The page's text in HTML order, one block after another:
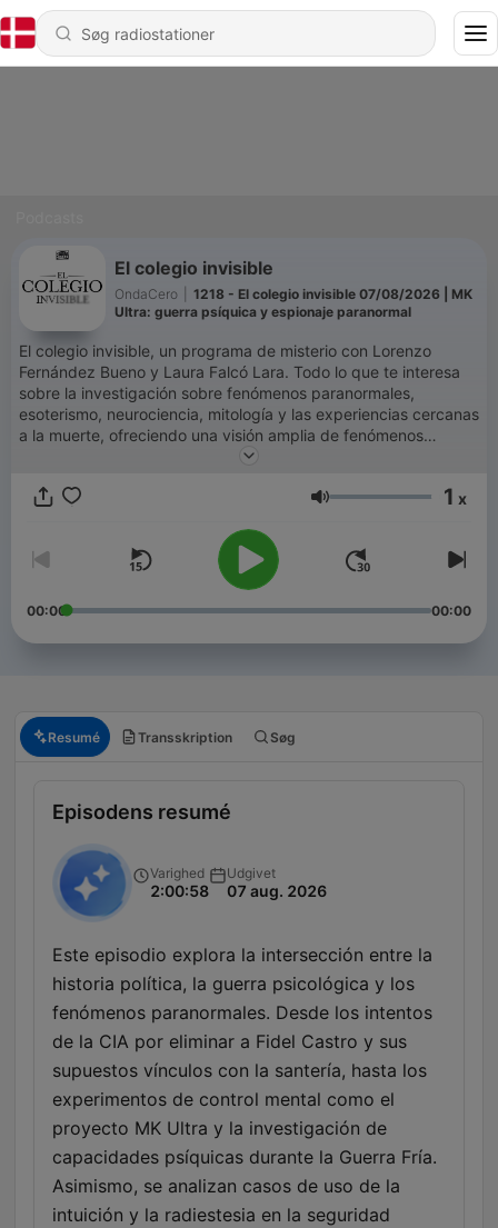
El colegio invisible
OndaCero
1218 - El colegio invisible 07/08/2026 | MK
Ultra: guerra psíquica y espionaje paranormal
El colegio invisible, un programa de misterio con Lorenzo
Fernández Bueno y Laura Falcó Lara. Todo lo que te interesa
sobre la investigación sobre fenómenos paranormales,
esoterismo, neurociencia, mitología y las experiencias cercanas
a la muerte, ofreciendo una visión amplia de fenómenos
misteriosos y poco convencionales. También hablamos de
exploración espacial y la geopolítica internacional, siempre
Lydstyrke 1 x
00:00 00:00
Resumé Transskription Søg
Episodens resumé
Varighed
2:00:58
Udgivet
07 aug. 2026
Este episodio explora la intersección entre la
historia política, la guerra psicológica y los
fenómenos paranormales. Desde los intentos
de la CIA por eliminar a Fidel Castro y sus
supuestos vínculos con la santería, hasta los
experimentos de control mental como el
proyecto MK Ultra y la investigación de
capacidades psíquicas durante la Guerra Fría.
Asimismo, se analizan casos de uso de la
intuición y la radiestesia en la seguridad